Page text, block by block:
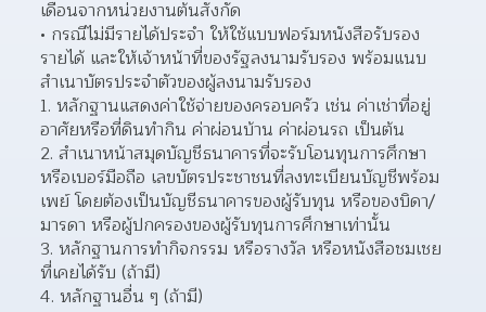
เดือนจากหน่วยงานต้นสังกัด
กรณีไม่มีรายได้ประจำ ให้ใช้แบบฟอร์มหนังสือรับรอง
รายได้ และให้เจ้าหน้าที่ของรัฐลงนามรับรอง พร้อมแนบ
สำเนาบัตรประจำตัวของผู้ลงนามรับรอง
หลักฐานแสดงค่าใช้จ่ายของครอบครัว เช่น ค่าเช่าที่อยู่
อาศัยหรือที่ดินทำกิน ค่าผ่อนบ้าน ค่าผ่อนรถ เป็นต้น
สำเนาหน้าสมุดบัญชีธนาคารที่จะรับโอนทุนการศึกษา
หรือเบอร์มือถือ เลขบัตรประชาชนที่ลงทะเบียนบัญชีพร้อม
เพย์ โดยต้องเป็นบัญชีธนาคารของผู้รับทุน หรือของบิดา/
มารดา หรือผู้ปกครองของผู้รับทุนการศึกษาเท่านั้น
หลักฐานการทำกิจกรรม หรือรางวัล หรือหนังสือชมเชย
ที่เคยได้รับ (ถ้ามี)
หลักฐานอื่น ๆ (ถ้ามี)